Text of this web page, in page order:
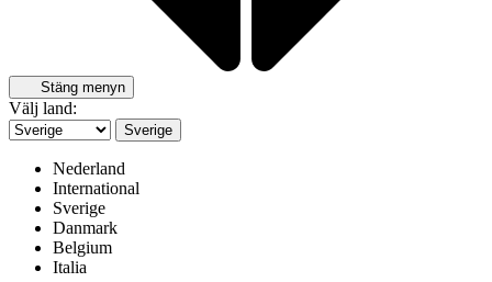
Stäng menyn
Välj land:
Sverige
Nederland
International
Sverige
Danmark
Belgium
Italia